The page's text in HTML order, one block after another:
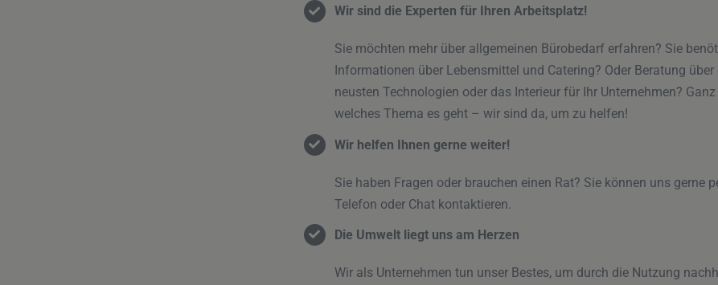
Wir sind die Experten für Ihren Arbeitsplatz!
Sie möchten mehr über allgemeinen Bürobedarf erfahren? Sie
Informationen über Lebensmittel und Catering? Oder Beratung über
neusten Technologien oder das Interieur für Ihr Unternehmen?
welches Thema es geht – wir sind da, um zu helfen!
Wir helfen Ihnen gerne weiter!
Sie haben Fragen oder brauchen einen Rat? Sie können uns gerne
Telefon oder Chat kontaktieren.
Die Umwelt liegt uns am Herzen
Wir als Unternehmen tun unser Bestes, um durch die Nutzung